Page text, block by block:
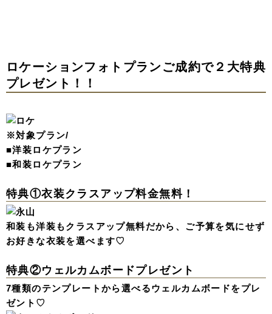
ロケーションフォトプランご成約で２大特典
プレゼント！！
※対象プラン/
■洋装ロケプラン
■和装ロケプラン
特典①衣装クラスアップ料金無料！
和装も洋装もクラスアップ無料だから、ご予算を気にせず
お好きな衣装を選べます♡
特典②ウェルカムボードプレゼント
7種類のテンプレートから選べるウェルカムボードをプレ
ゼント♡